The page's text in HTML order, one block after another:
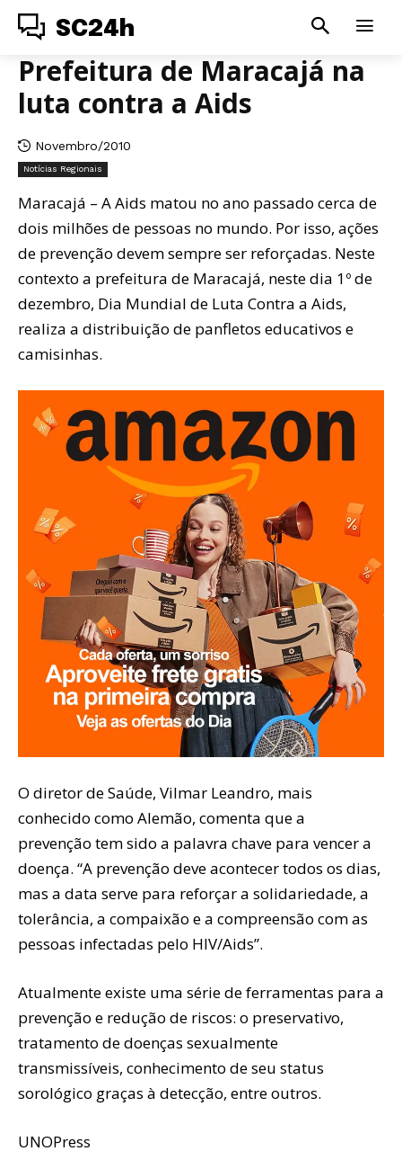
SC24h
Prefeitura de Maracajá na
luta contra a Aids
Novembro/2010
Notícias Regionais
Maracajá – A Aids matou no ano passado cerca de
dois milhões de pessoas no mundo. Por isso, ações
de prevenção devem sempre ser reforçadas. Neste
contexto a prefeitura de Maracajá, neste dia 1º de
dezembro, Dia Mundial de Luta Contra a Aids,
realiza a distribuição de panfletos educativos e
camisinhas.
O diretor de Saúde, Vilmar Leandro, mais
conhecido como Alemão, comenta que a
prevenção tem sido a palavra chave para vencer a
doença. “A prevenção deve acontecer todos os dias,
mas a data serve para reforçar a solidariedade, a
tolerância, a compaixão e a compreensão com as
pessoas infectadas pelo HIV/Aids”.
Atualmente existe uma série de ferramentas para a
prevenção e redução de riscos: o preservativo,
tratamento de doenças sexualmente
transmissíveis, conhecimento de seu status
sorológico graças à detecção, entre outros.
UNOPress